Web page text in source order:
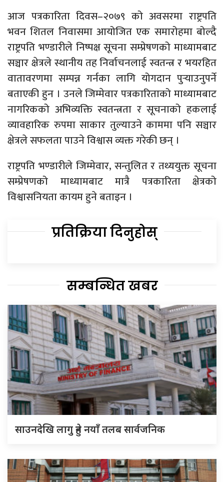
आज पत्रकारिता दिवस–२०७९ को अवसरमा राष्ट्रपति
भवन शितल निवासमा आयोजित एक समारोहमा बोल्दै
राष्ट्रपति भण्डारीले निष्पक्ष सूचना सम्प्रेषणको माध्यामबाट
सञ्चार क्षेत्रले स्थानीय तह निर्वाचनलाई स्वतन्त्र र भयरहित
वातावरणमा सम्पन्न गर्नका लागि योगदान पुर्‍याउनुपर्ने
बताएकी हुन । उनले जिम्मेवार पत्रकारिताको माध्यामबाट
नागरिकको अभिव्यक्ति स्वतन्त्रता र सूचनाको हकलाई
व्यावहारिक रुपमा साकार तुल्याउने काममा पनि सञ्चार
क्षेत्रले सफलता पाउने विश्वास व्यक्त गरेकी छन् ।
राष्ट्रपति भण्डारीले जिम्मेवार, सन्तुलित र तथ्ययुक्त सूचना
सम्प्रेषणको माध्यामबाट मात्रै पत्रकारिता क्षेत्रको
विश्वासनियता कायम हुने बताइन ।
प्रतिक्रिया दिनुहोस्
सम्बन्धित खबर
साउनदेखि लागु हुने नयाँ तलब सार्वजनिक